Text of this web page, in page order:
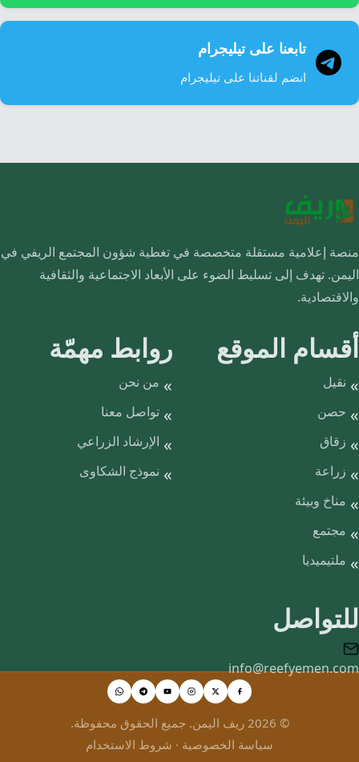
تابعنا على تيليجرام
انضم لقناتنا على تيليجرام
منصة إعلامية مستقلة متخصصة في تغطية شؤون المجتمع الريفي في
اليمن. تهدف إلى تسليط الضوء على الأبعاد الاجتماعية والثقافية
والاقتصادية.
أقسام الموقع
نقيل
حصن
زقاق
زراعة
مناخ وبيئة
مجتمع
ملتيميديا
روابط مهمّة
من نحن
تواصل معنا
الإرشاد الزراعي
نموذج الشكاوى
للتواصل
info@reefyemen.com
© 2026 ريف اليمن. جميع الحقوق محفوظة.
سياسة الخصوصية · شروط الاستخدام